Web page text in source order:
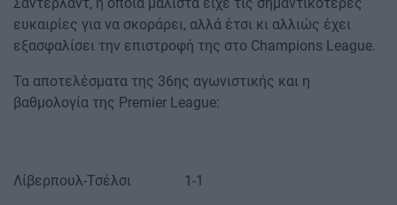
ευκαιρίες για να σκοράρει, αλλά έτσι κι αλλιώς έχει
εξασφαλίσει την επιστροφή της στο Champions League.
Τα αποτελέσματα της 36ης αγωνιστικής και η
βαθμολογία της Premier League:
Λίβερπουλ-Τσέλσι 1-1